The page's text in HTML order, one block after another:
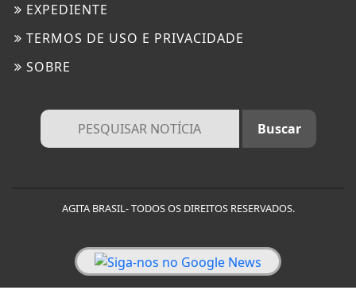
EXPEDIENTE
TERMOS DE USO E PRIVACIDADE
SOBRE
AGITA BRASIL- TODOS OS DIREITOS RESERVADOS.